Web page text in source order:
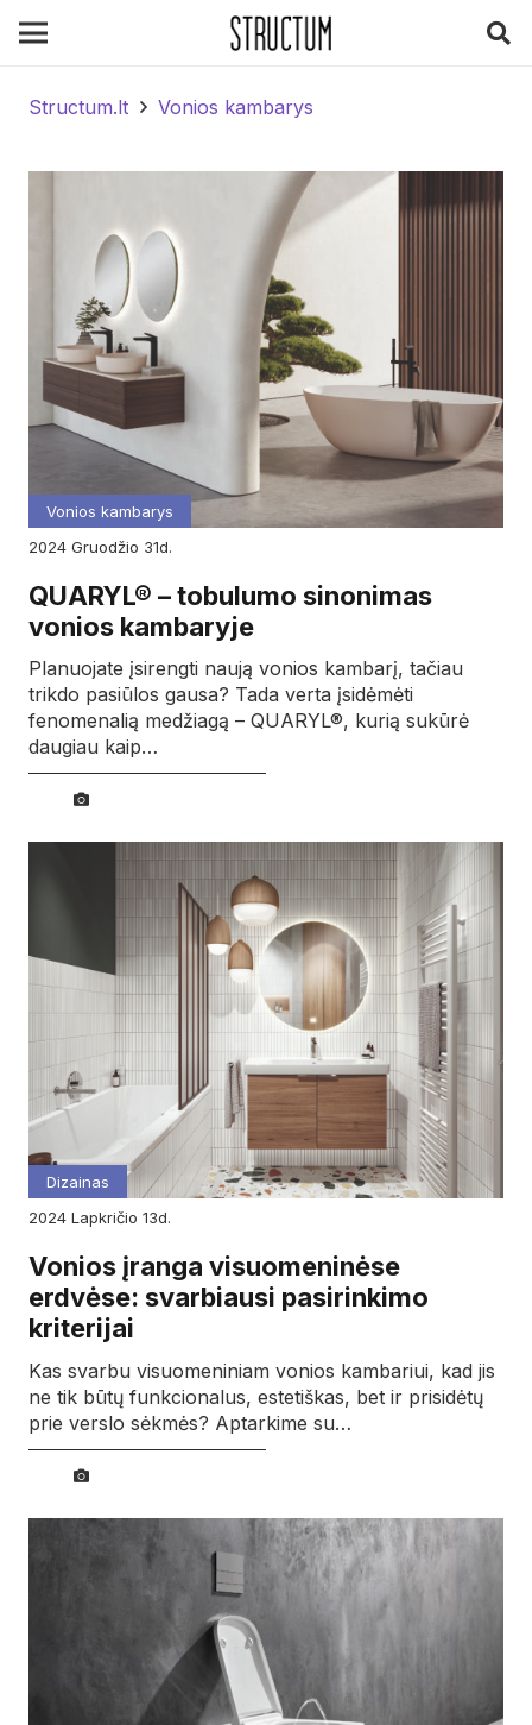
Structum.lt Vonios kambarys
Vonios kambarys
2024
gruodžio 31d.
QUARYL® – tobulumo sinonimas
vonios kambaryje
Planuojate įsirengti naują vonios kambarį, tačiau
trikdo pasiūlos gausa? Tada verta įsidėmėti
fenomenalią medžiagą – QUARYL®, kurią sukūrė
daugiau kaip…
Dizainas
2024
lapkričio 13d.
Vonios įranga visuomeninėse
erdvėse: svarbiausi pasirinkimo
kriterijai
Kas svarbu visuomeniniam vonios kambariui, kad jis
ne tik būtų funkcionalus, estetiškas, bet ir prisidėtų
prie verslo sėkmės? Aptarkime su…